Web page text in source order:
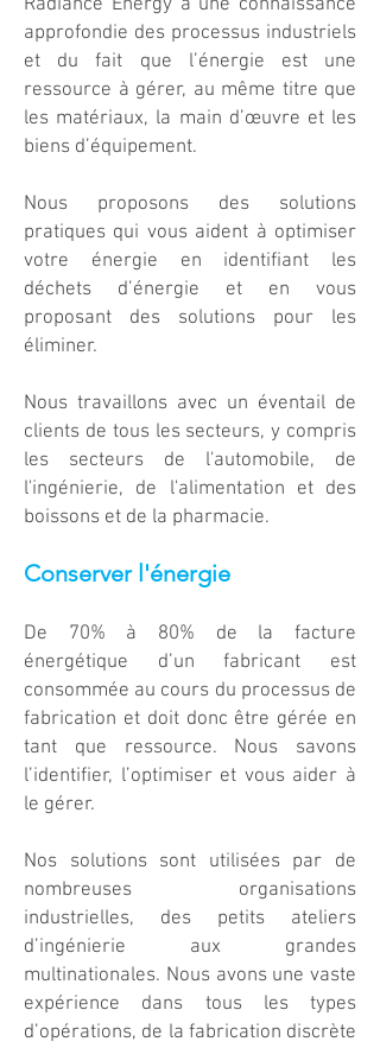
Radiance Energy a une connaissance
approfondie des processus industriels
et du fait que l’énergie est une
ressource à gérer, au même titre que
les matériaux, la main d’œuvre et les
biens d’équipement.
Nous proposons des solutions
pratiques qui vous aident à optimiser
votre énergie en identifiant les
déchets d’énergie et en vous
proposant des solutions pour les
éliminer.
Nous travaillons avec un éventail de
clients de tous les secteurs, y compris
les secteurs de l'automobile, de
l'ingénierie, de l'alimentation et des
boissons et de la pharmacie.
Conserver l'énergie
De 70% à 80% de la facture
énergétique d’un fabricant est
consommée au cours du processus de
fabrication et doit donc être gérée en
tant que ressource. Nous savons
l’identifier, l’optimiser et vous aider à
le gérer.
Nos solutions sont utilisées par de
nombreuses organisations
industrielles, des petits ateliers
d’ingénierie aux grandes
multinationales. Nous avons une vaste
expérience dans tous les types
d’opérations, de la fabrication discrète